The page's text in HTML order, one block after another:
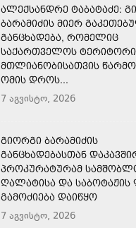
ᲐᲚᲔᲥᲡᲐᲜᲓᲠᲔ ᲢᲐᲑᲐᲢᲐᲫᲔ:
ᲑᲐᲠᲐᲛᲘᲫᲘᲡ ᲛᲘᲔᲠ
ᲒᲐᲜᲪᲮᲐᲓᲔᲑᲐ, ᲠᲝᲛᲔᲚᲘᲪ
ᲡᲐᲥᲐᲠᲗᲕᲔᲚᲝᲡ
ᲛᲗᲚᲘᲐᲜᲝᲑᲘᲡᲐᲗᲕᲘᲡ
ᲝᲛᲘᲡ ᲓᲠᲝᲡ...
7 აგვისტო, 2026
ᲒᲘᲝᲠᲒᲘ ᲑᲐᲠᲐᲛᲘᲫᲘᲡ
ᲒᲐᲜᲪᲮᲐᲓᲔᲑᲐᲡᲗᲐᲜ
ᲞᲠᲝᲙᲣᲠᲐᲢᲣᲠᲐᲛ
ᲦᲐᲚᲐᲢᲘᲡᲐ ᲓᲐ ᲡᲐᲑᲝᲢᲐᲟᲘᲡ
ᲒᲐᲛᲝᲫᲘᲔᲑᲐ ᲓᲐᲘᲬᲧᲝ
7 აგვისტო, 2026